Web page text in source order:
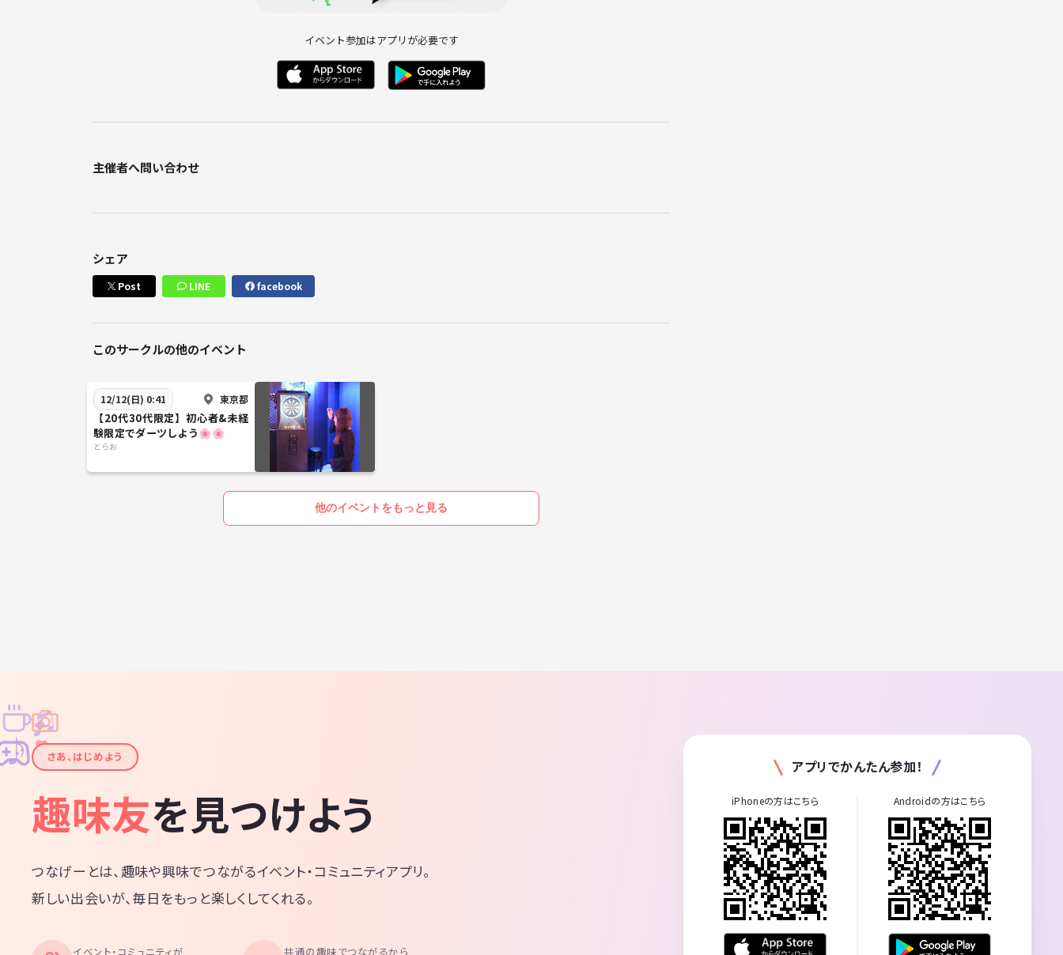
イベント参加はアプリが必要です
主催者へ問い合わせ
シェア
Post LINE facebook
このサークルの他のイベント
12/12(日) 0:41 東京都
【20代30代限定】初心者&未経
験限定でダーツしよう🌸🌸
とらお
他のイベントをもっと見る
✦
✦
✧
✧
♪
♫
さあ、はじめよう
趣味友を見つけよう
つなげーとは、趣味や興味でつながるイベント・コミュニティアプリ。
新しい出会いが、毎日をもっと楽しくしてくれる。
イベント・コミュニティが 共通の趣味でつながるから
アプリでかんたん参加！
iPhoneの方はこちら Androidの方はこちら